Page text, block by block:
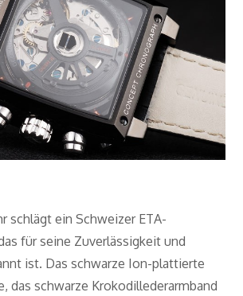
schlägt ein Schweizer ETA-
für seine Zuverlässigkeit und
ist. Das schwarze Ion-plattierte
das schwarze Krokodillederarmband